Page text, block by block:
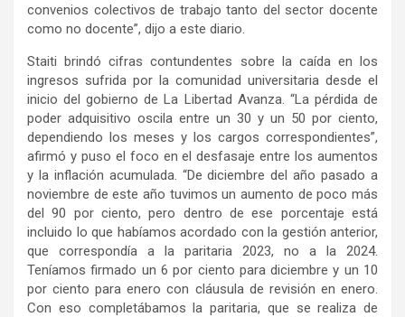
convenios colectivos de trabajo tanto del sector docente
como no docente”, dijo a este diario.
Staiti brindó cifras contundentes sobre la caída en los
ingresos sufrida por la comunidad universitaria desde el
inicio del gobierno de La Libertad Avanza. “La pérdida de
poder adquisitivo oscila entre un 30 y un 50 por ciento,
dependiendo los meses y los cargos correspondientes”,
afirmó y puso el foco en el desfasaje entre los aumentos
y la inflación acumulada. “De diciembre del año pasado a
noviembre de este año tuvimos un aumento de poco más
del 90 por ciento, pero dentro de ese porcentaje está
incluido lo que habíamos acordado con la gestión anterior,
que correspondía a la paritaria 2023, no a la 2024.
Teníamos firmado un 6 por ciento para diciembre y un 10
por ciento para enero con cláusula de revisión en enero.
Con eso completábamos la paritaria, que se realiza de